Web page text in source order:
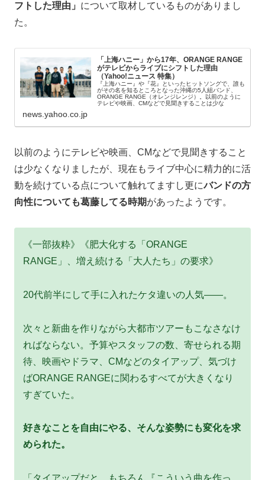
フトした理由」 について取材しているものがありまし
た。
「上海ハニー」から17年、ORANGE RANGE
がテレビからライブにシフトした理由
（Yahoo!ニュース 特集）
『上海ハニー』や『花』といったヒットソングで、誰も
がその名を知るところとなった沖縄の5人組バンド、
ORANGE RANGE（オレンジレンジ）。以前のように
テレビや映画、CMなどで見聞きすることは少な
news.yahoo.co.jp
以前のようにテレビや映画、CMなどで見聞きすること
は少なくなりましたが、現在もライブ中心に精力的に活
動を続けている点について触れてますし更にバンドの方
向性についても葛藤してる時期があったようです。
《一部抜粋》《肥大化する「ORANGE
RANGE」、増え続ける「大人たち」の要求》
20代前半にして手に入れたケタ違いの人気――。
次々と新曲を作りながら大都市ツアーもこなさなけ
ればならない。予算やスタッフの数、寄せられる期
待、映画やドラマ、CMなどのタイアップ、気づけ
ばORANGE RANGEに関わるすべてが大きくなり
すぎていた。
好きなことを自由にやる、そんな姿勢にも変化を求
められた。